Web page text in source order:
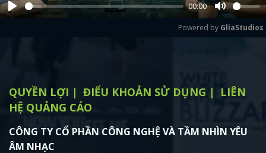
Play
00:00
Mute
Powered by GliaStudios
QUYỀN LỢI ĐIỂU KHOẢN SỬ DỤNG
LIÊN
HỆ QUẢNG CÁO
CÔNG TY CỔ PHẦN CÔNG NGHỆ VÀ TẦM NHÌN YÊU
ÂM NHẠC